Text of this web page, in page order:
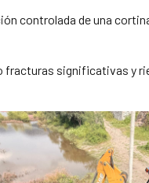
controlada de una
fracturas significativas y